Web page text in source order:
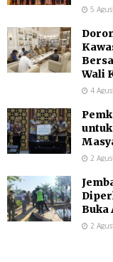
5
Wali
4
2
Buka
2